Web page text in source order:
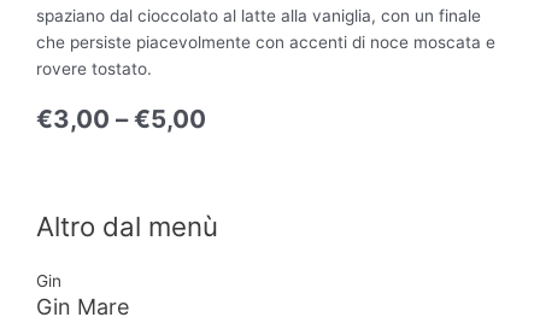
spaziano dal cioccolato al latte alla vaniglia, con un finale
che persiste piacevolmente con accenti di noce moscata e
rovere tostato.
€3,00 –€5,00
Altro dal menù
Gin
Gin Mare